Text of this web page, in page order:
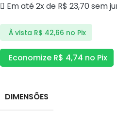
Em até 2x de R$ 23,70sem
À vista R$ 42,66 no Pix
Economize R$ 4,74 no Pix
DIMENSÕES